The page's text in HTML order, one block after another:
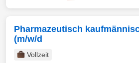
Pharmazeutisch
(m/w/d
Vollzeit